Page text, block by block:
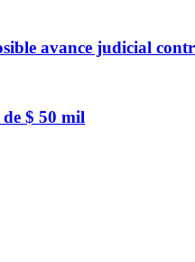
avance judicial
$ 50 mil